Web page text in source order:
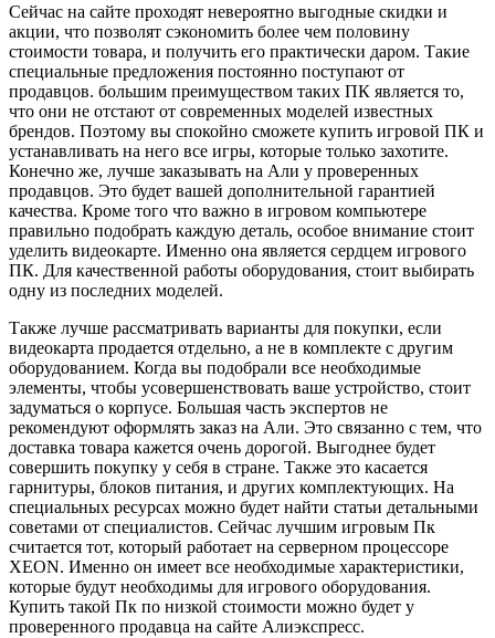
Сейчас на сайте проходят невероятно выгодные скидки и
акции, что позволят сэкономить более чем половину
стоимости товара, и получить его практически даром. Такие
специальные предложения постоянно поступают от
продавцов. большим преимуществом таких ПК является то,
что они не отстают от современных моделей известных
брендов. Поэтому вы спокойно сможете купить игровой ПК и
устанавливать на него все игры, которые только захотите.
Конечно же, лучше заказывать на Али у проверенных
продавцов. Это будет вашей дополнительной гарантией
качества. Кроме того что важно в игровом компьютере
правильно подобрать каждую деталь, особое внимание стоит
уделить видеокарте. Именно она является сердцем игрового
ПК. Для качественной работы оборудования, стоит выбирать
одну из последних моделей.
Также лучше рассматривать варианты для покупки, если
видеокарта продается отдельно, а не в комплекте с другим
оборудованием. Когда вы подобрали все необходимые
элементы, чтобы усовершенствовать ваше устройство, стоит
задуматься о корпусе. Большая часть экспертов не
рекомендуют оформлять заказ на Али. Это связанно с тем, что
доставка товара кажется очень дорогой. Выгоднее будет
совершить покупку у себя в стране. Также это касается
гарнитуры, блоков питания, и других комплектующих. На
специальных ресурсах можно будет найти статьи детальными
советами от специалистов. Сейчас лучшим игровым Пк
считается тот, который работает на серверном процессоре
XEON. Именно он имеет все необходимые характеристики,
которые будут необходимы для игрового оборудования.
Купить такой Пк по низкой стоимости можно будет у
проверенного продавца на сайте Алиэкспресс.